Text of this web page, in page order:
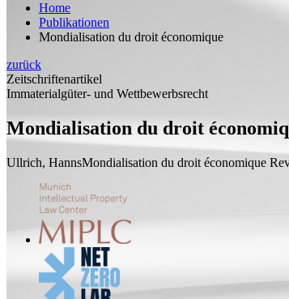
Home
Publikationen
Mondialisation du droit économique
zurück
Zeitschriftenartikel
Immaterialgüter- und Wettbewerbsrecht
Mondialisation du droit
Ullrich, HannsMondialisation du droit économique